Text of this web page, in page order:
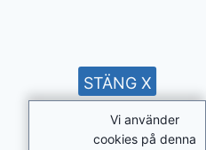
Vi använder
cookies på denna
STÄNG X